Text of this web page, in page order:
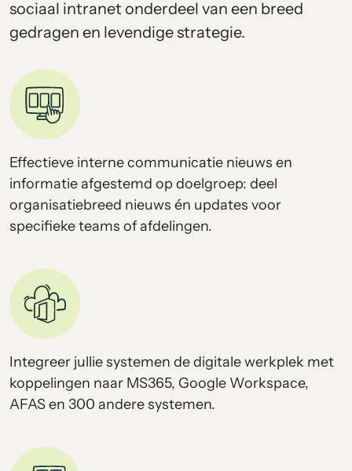
sociaal intranet onderdeel van een breed
gedragen en levendige strategie.
Effectieve interne communicatie nieuws en
informatie afgestemd op doelgroep: deel
organisatiebreed nieuws én updates voor
specifieke teams of afdelingen.
Integreer jullie systemen de digitale werkplek met
koppelingen naar MS365, Google Workspace,
AFAS en 300 andere systemen.